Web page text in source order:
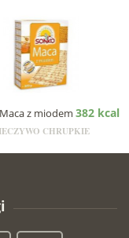
Maca z miodem 382 kcal
CHRUPKIE